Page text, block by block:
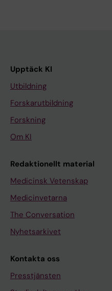
Upptäck KI
Utbildning
Forskarutbildning
Forskning
Om KI
Redaktionellt material
Medicinsk Vetenskap
Medicinvetarna
The Conversation
Nyhetsarkivet
Kontakta oss
Presstjänsten